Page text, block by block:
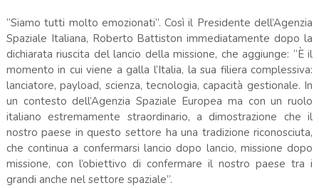
“Siamo tutti molto emozionati”. Così il Presidente dell’Agenzia
Spaziale Italiana, Roberto Battiston immediatamente dopo la
dichiarata riuscita del lancio della missione, che aggiunge: “È il
momento in cui viene a galla l’Italia, la sua filiera complessiva:
lanciatore, payload, scienza, tecnologia, capacità gestionale. In
un contesto dell’Agenzia Spaziale Europea ma con un ruolo
italiano estremamente straordinario, a dimostrazione che il
nostro paese in questo settore ha una tradizione riconosciuta,
che continua a confermarsi lancio dopo lancio, missione dopo
missione, con l’obiettivo di confermare il nostro paese tra i
grandi anche nel settore spaziale”.